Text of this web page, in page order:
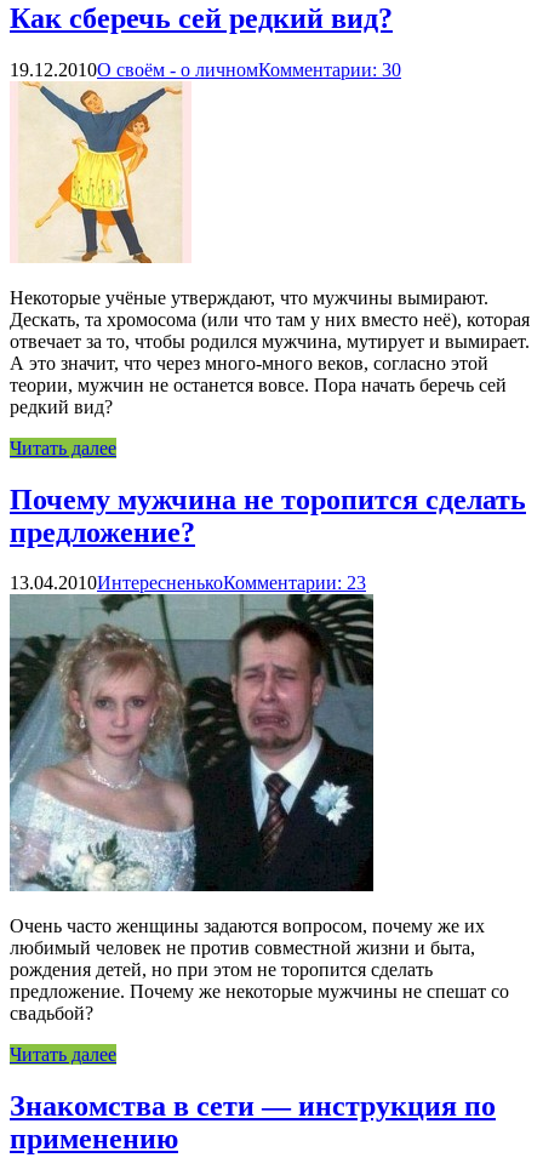
Как сберечь сей редкий вид?
19.12.2010О своём - о личномКомментарии: 30
Некоторые учёные утверждают, что мужчины вымирают.
Дескать, та хромосома (или что там у них вместо неё), которая
отвечает за то, чтобы родился мужчина, мутирует и вымирает.
А это значит, что через много-много веков, согласно этой
теории, мужчин не останется вовсе. Пора начать беречь сей
редкий вид?
Читать далее
Почему мужчина не торопится сделать
предложение?
13.04.2010ИнтересненькоКомментарии: 23
Очень часто женщины задаются вопросом, почему же их
любимый человек не против совместной жизни и быта,
рождения детей, но при этом не торопится сделать
предложение. Почему же некоторые мужчины не спешат со
свадьбой?
Читать далее
Знакомства в сети — инструкция по
применению